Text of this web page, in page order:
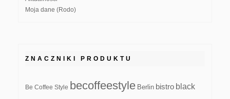
Moja dane (Rodo)
ZNACZNIKI PRODUKTU
Be Coffee Style becoffeestyle Berlin bistro black